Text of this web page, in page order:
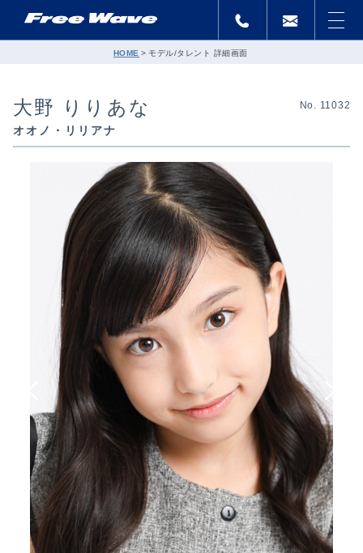
HOME モデル/タレント 詳細画面
大野 りりあな
オオノ・リリアナ
No. 11032